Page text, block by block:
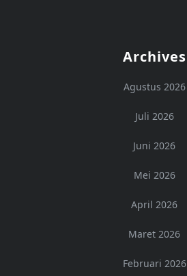
Archives
Agustus 2026
Juli 2026
Juni 2026
Mei 2026
April 2026
Maret 2026
Februari 2026